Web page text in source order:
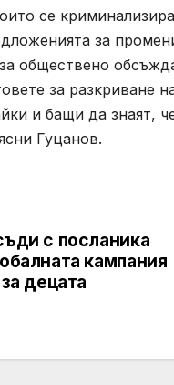
се
за
обществено
за разкриване
и бащи да знаят,
Гуцанов.
с посланика
кампания
децата